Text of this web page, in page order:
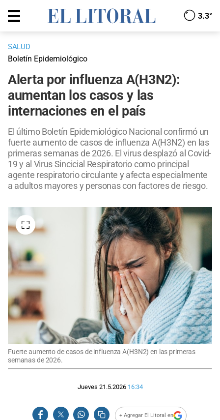
3.3°
SALUD
Boletín Epidemiológico
Alerta por influenza A(H3N2):
aumentan los casos y las
internaciones en el país
El último Boletín Epidemiológico Nacional confirmó un
fuerte aumento de casos de influenza A(H3N2) en las
primeras semanas de 2026. El virus desplazó al Covid-
19 y al Virus Sincicial Respiratorio como principal
agente respiratorio circulante y afecta especialmente
a adultos mayores y personas con factores de riesgo.
Fuerte aumento de casos de influenza A(H3N2) en las primeras
semanas de 2026.
Jueves 21.5.2026 16:34
+ Agregar El Litoral en